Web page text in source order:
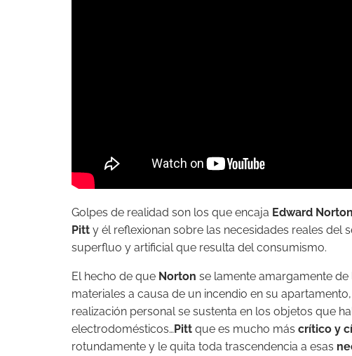
Golpes de realidad son los que encaja Edward Norton
Pitt y él reflexionan sobre las necesidades reales del
superfluo y artificial que resulta del consumismo.
El hecho de que Norton se lamente amargamente
materiales a causa de un incendio en su
realización personal se sustenta en los objetos que
electrodomésticos…Pitt que es mucho más crítico y
rotundamente y le quita toda trascendencia a esas